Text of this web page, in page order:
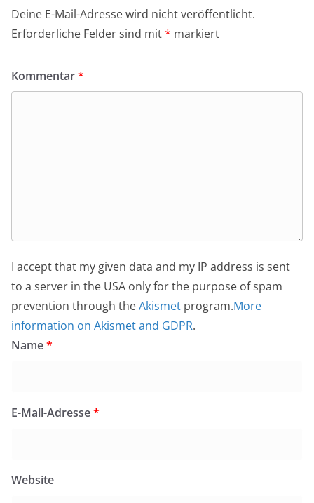
Deine E-Mail-Adresse wird nicht veröffentlicht.
Erforderliche Felder sind mit* markiert
Kommentar*
I accept that my given data and my IP address is sent
to a server in the USA only for the purpose of spam
prevention through theAkismet program.More
information on Akismet and GDPR.
Name*
E-Mail-Adresse*
Website